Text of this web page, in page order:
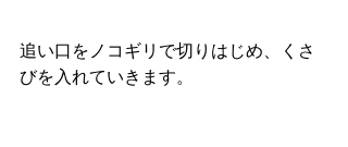
追い口をノコギリで切りはじめ、くさ
びを入れていきます。